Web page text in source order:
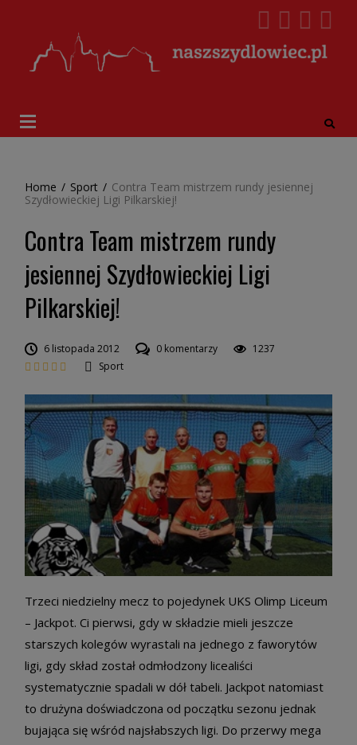
Home / Sport / Contra Team mistrzem rundy jesiennej
Szydłowieckiej Ligi Pilkarskiej!
Contra Team mistrzem rundy
jesiennej Szydłowieckiej Ligi
Pilkarskiej!
6 listopada 2012 0 komentarzy
1237
Sport
Trzeci niedzielny mecz to pojedynek UKS Olimp Liceum
– Jackpot. Ci pierwsi, gdy w składzie mieli jeszcze
starszych kolegów wyrastali na jednego z faworytów
ligi, gdy skład został odmłodzony licealiści
systematycznie spadali w dół tabeli. Jackpot natomiast
to drużyna doświadczona od początku sezonu jednak
bujająca się wśród najsłabszych ligi. Do przerwy mega